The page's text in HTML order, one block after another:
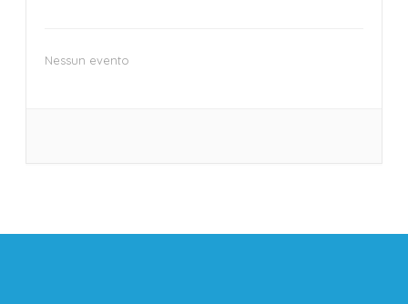
Nessun evento